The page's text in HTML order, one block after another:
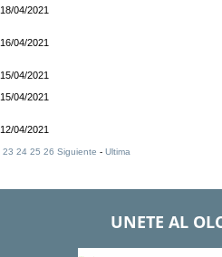
18/04/2021
16/04/2021
15/04/2021
15/04/2021
12/04/2021
23 24 25 26 Siguiente - Ultima
UNETE AL